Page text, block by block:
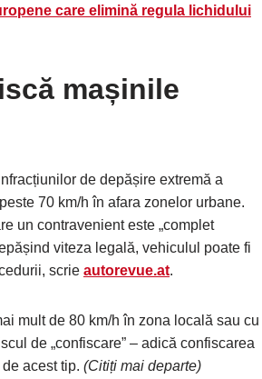
care elimină regula lichidului
mașinile
de depășire extremă a
70 km/h în afara zonelor urbane.
un contravenient este „complet
viteza legală, vehiculul poate fi
scrie autorevue.at.
mult de 80 km/h în zona locală sau cu
de „confiscare” – adică confiscarea
acest tip. (Citiți mai departe)